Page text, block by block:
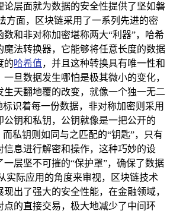
论层面就为数据的安全性提供了坚如磐
方面，区块链采用了一系列先进的密
和非对称加密堪称两大“利器”，哈希
魔法转换器，它能够将任意长度的数据
的哈希值，并且这种转换具有唯一性和
旦数据发生哪怕是极其微小的变化，
生天翻地覆的改变，就像一个独一无二
标识着每一份数据，非对称加密则采用
公钥和私钥，公钥就像是一把公开的
私钥则如同与之匹配的“钥匙”，只有
信息进行解密和操作，这种巧妙的设
层坚不可摧的“保护罩”，确保了数据
实际应用的角度来审视，区块链技术
出了强大的安全性能，在金融领域，
点的直接交易，极大地减少了中间环